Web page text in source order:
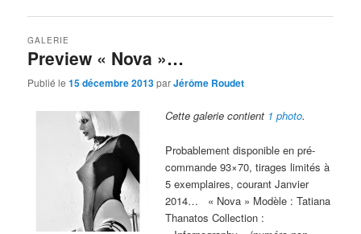
Preview « Nova »…
GALERIE
Publié le15 décembre 2013parJérôme Roudet
Cette galerie contient 1 photo.
Probablement disponible en pré-
commande 93×70, tirages limités à
5 exemplaires, courant Janvier
2014… « Nova » Modèle : Tatiana
Thanatos Collection :